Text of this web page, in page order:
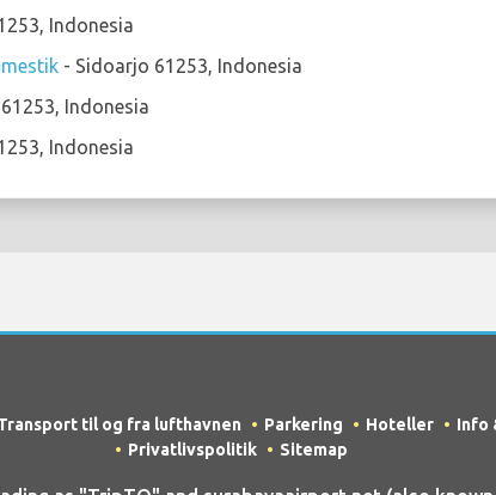
Indonesia
- Sidoarjo 61253, Indonesia
Indonesia
Indonesia
til og fra lufthavnen Parkering Hoteller Info
Privatlivspolitik
Sitemap